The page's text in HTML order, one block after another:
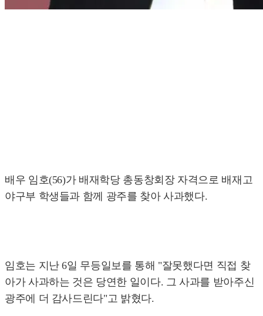
배우 임호(56)가 배재학당 총동창회장 자격으로 배재고
야구부 학생들과 함께 광주를 찾아 사과했다.
임호는 지난 6일 무등일보를 통해 "잘못했다면 직접 찾
아가 사과하는 것은 당연한 일이다. 그 사과를 받아주신
광주에 더 감사드린다"고 밝혔다.